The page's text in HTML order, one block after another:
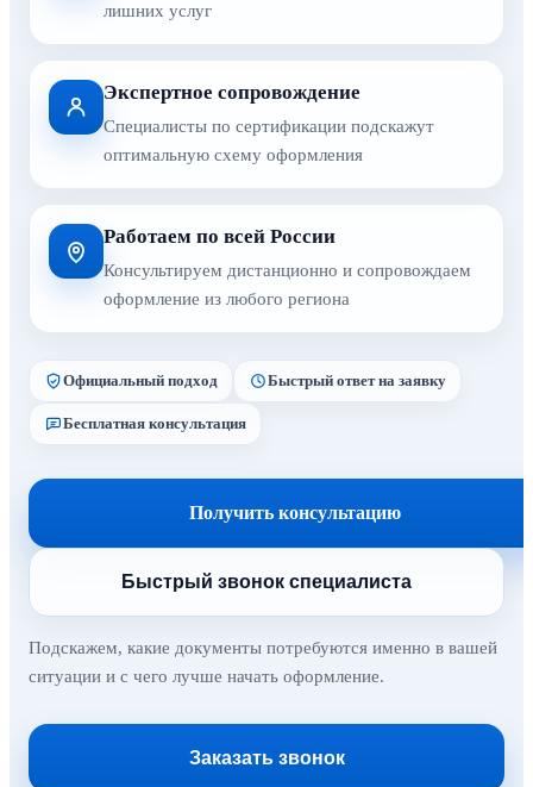
лишних услуг
Экспертное сопровождение
Специалисты по сертификации подскажут
оптимальную схему оформления
Работаем по всей России
Консультируем дистанционно и сопровождаем
оформление из любого региона
Официальный подход Быстрый ответ на заявку
Бесплатная консультация
Получить консультацию
Быстрый звонок специалиста
Подскажем, какие документы потребуются именно в вашей
ситуации и с чего лучше начать оформление.
Заказать звонок